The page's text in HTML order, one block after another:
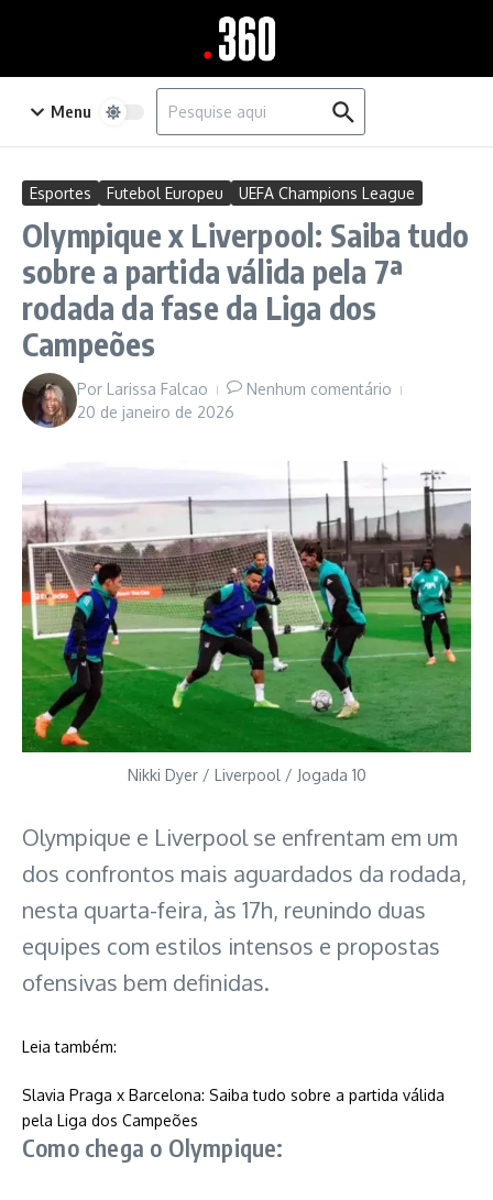
Menu
Procurar por:
Esportes Futebol Europeu UEFA Champions League
Olympique x Liverpool: Saiba tudo
sobre a partida válida pela 7ª
rodada da fase da Liga dos
Campeões
Por Larissa Falcao
Nenhum comentário
20 de janeiro de 2026
Nikki Dyer / Liverpool / Jogada 10
Olympique e Liverpool se enfrentam em um
dos confrontos mais aguardados da rodada,
nesta quarta-feira, às 17h, reunindo duas
equipes com estilos intensos e propostas
ofensivas bem definidas.
Leia também:
Slavia Praga x Barcelona: Saiba tudo sobre a partida válida
pela Liga dos Campeões
Como chega o Olympique: